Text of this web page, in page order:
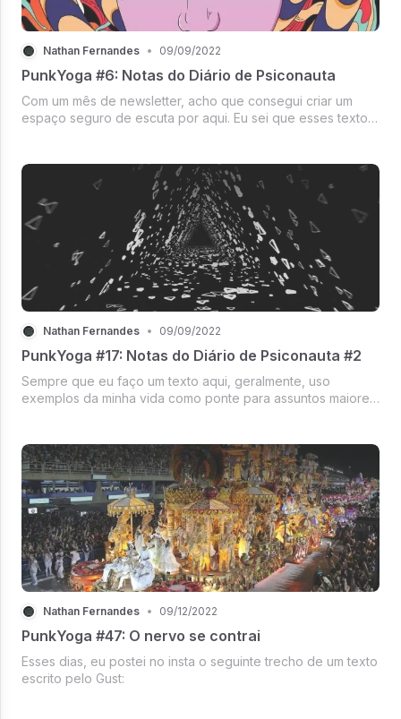
Nathan Fernandes • 09/09/2022
PunkYoga #6: Notas do Diário de Psiconauta
Com um mês de newsletter, acho que consegui criar um
espaço seguro de escuta por aqui. Eu sei que esses textos
falasse no insta...
Nathan Fernandes • 09/09/2022
PunkYoga #17: Notas do Diário de Psiconauta #2
Sempre que eu faço um texto aqui, geralmente, uso
exemplos da minha vida como ponte para assuntos maiores,
mesmo.
Nathan Fernandes • 09/12/2022
PunkYoga #47: O nervo se contrai
Esses dias, eu postei no insta o seguinte trecho de um texto
escrito pelo Gust: